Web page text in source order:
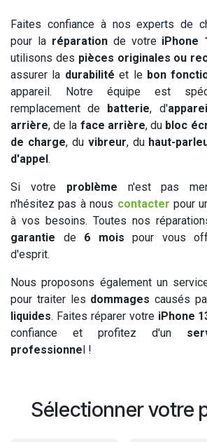
Faites confiance à nos experts de
pour la réparation de votre iPhone
utilisons des pièces originales ou
assurer la durabilitéet le bon
appareil. Notre équipe est
remplacement de batterie, d'
arrière, de la face arrière, du bloc
de charge, du vibreur, du haut-
d'appel.
Si votre problème n'est pas
n'hésitez pas à nous contacter pour
à vos besoins. Toutes nos
garantie de 6 mois pour vous
d'esprit.
Nous proposons également un
pour traiter les dommages causés
liquides. Faites réparer votre iPhone
confiance et profitez d'un
professionnel !
Sélectionner votre